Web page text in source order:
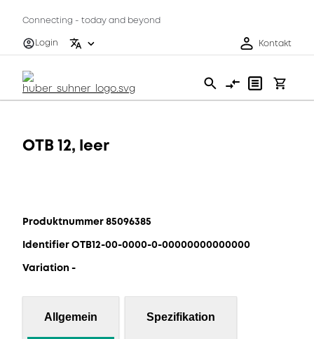
Connecting - today and beyond
Login
Kontakt
OTB 12, leer
Produktnummer 85096385
Identifier OTB12-00-0000-0-00000000000000
Variation -
Allgemein Spezifikation